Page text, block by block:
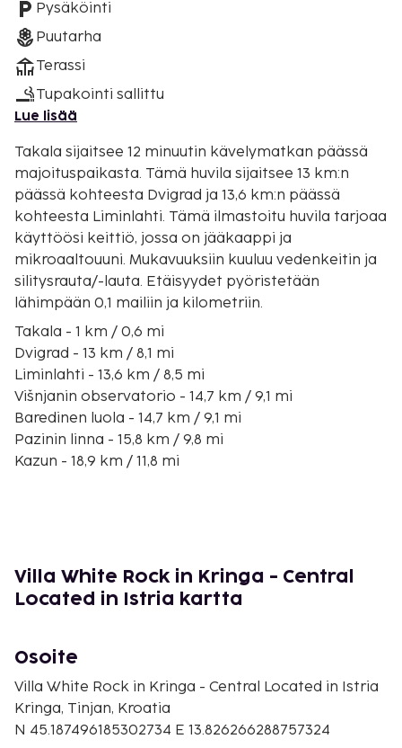
Pysäköinti
Puutarha
Terassi
Tupakointi sallittu
Lue lisää
Takala sijaitsee 12 minuutin kävelymatkan päässä
majoituspaikasta. Tämä huvila sijaitsee 13 km:n
päässä kohteesta Dvigrad ja 13,6 km:n päässä
kohteesta Liminlahti. Tämä ilmastoitu huvila tarjoaa
käyttöösi keittiö, jossa on jääkaappi ja
mikroaaltouuni. Mukavuuksiin kuuluu vedenkeitin ja
silitysrauta/-lauta. Etäisyydet pyöristetään
lähimpään 0,1 mailiin ja kilometriin.
Takala - 1 km / 0,6 mi
Dvigrad - 13 km / 8,1 mi
Liminlahti - 13,6 km / 8,5 mi
Višnjanin observatorio - 14,7 km / 9,1 mi
Baredinen luola - 14,7 km / 9,1 mi
Pazinin linna - 15,8 km / 9,8 mi
Kazun - 18,9 km / 11,8 mi
Porečin satama - 20,8 km / 13 mi
Aqua Golf Porec - 20,9 km / 13 mi
km / 13,1 mi
Lähin suuri lentokenttä on Pula (PUY) - 48,1 km / 29,9
mi
Palveluihin kuuluu ilmainen pysäköinti. Hyödynnä
Villa White Rock in Kringa - Central
Located in Istria kartta
Osoite
Villa White Rock in Kringa - Central Located in Istria
Kringa, Tinjan, Kroatia
N 45.187496185302734 E 13.826266288757324